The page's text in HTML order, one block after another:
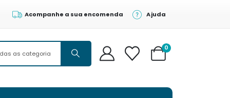
Acompanhe a sua encomenda Ajuda
0